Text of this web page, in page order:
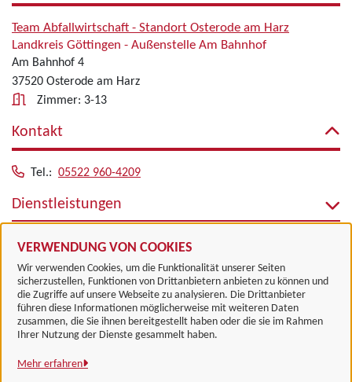
VERWENDUNG VON COOKIES
Wir verwenden Cookies, um die Funktionalität unserer Seiten
sicherzustellen, Funktionen von Drittanbietern anbieten zu können und
die Zugriffe auf unsere Webseite zu analysieren. Die Drittanbieter
führen diese Informationen möglicherweise mit weiteren Daten
zusammen, die Sie ihnen bereitgestellt haben oder die sie im Rahmen
Ihrer Nutzung der Dienste gesammelt haben.
Mehr erfahren
Team Abfallwirtschaft - Standort Osterode am Harz
Landkreis Göttingen - Außenstelle Am Bahnhof
Am Bahnhof 4
37520 Osterode am Harz
Zimmer: 3-13
Kontakt
Tel.: 05522 960-4209
Dienstleistungen
Alle zugeordneten Einrichtungen
Landkreis Göttingen
Alle Rechte vorbehalten